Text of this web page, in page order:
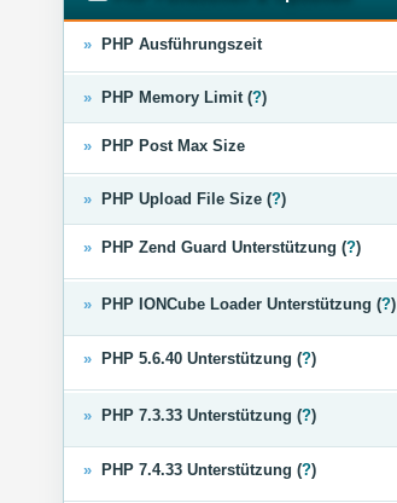
» PHP Ausführungszeit
» PHP Memory Limit (?)
» PHP Post Max Size
» PHP Upload File Size (?)
» PHP Zend Guard Unterstützung (?)
» PHP IONCube Loader Unterstützung (?)
» PHP 5.6.40 Unterstützung (?)
» PHP 7.3.33 Unterstützung (?)
» PHP 7.4.33 Unterstützung (?)